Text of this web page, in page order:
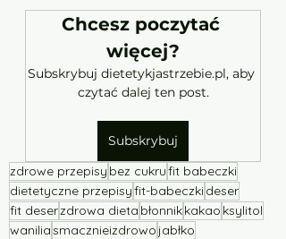
Chcesz poczytać
więcej?
Subskrybuj dietetykjastrzebie.pl, aby
czytać dalej ten post.
Subskrybuj
zdrowe przepisy bez cukrufit babeczki
dietetyczne przepisyfit-babeczki deser
fit deserzdrowa dieta błonnikkakao ksylitol
waniliasmacznieizdrowo jabłko